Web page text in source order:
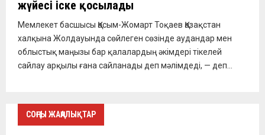
жүйесі іске қосылады
Мемлекет басшысы Қасым-Жомарт Тоқаев Қазақстан
халқына Жолдауында сөйлеген сөзінде аудандар мен
облыстық маңызы бар қалалардың әкімдері тікелей
сайлау арқылы ғана сайланады деп мәлімдеді, — деп...
СОҢҒЫ ЖАҢАЛЫҚТАР